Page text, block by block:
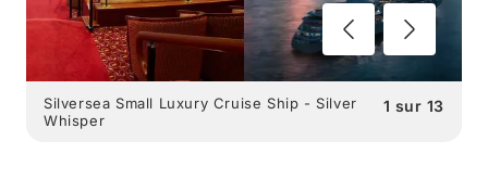
1 sur 13
Silversea Small Luxury Cruise Ship - Silver
Whisper